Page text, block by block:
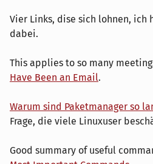
Vier Links, dise sich lohnen, ich
dabei.
This applies to so many
Have Been an Email.
Warum sind Paketmanager so
Frage, die viele Linuxuser
Good summary of useful